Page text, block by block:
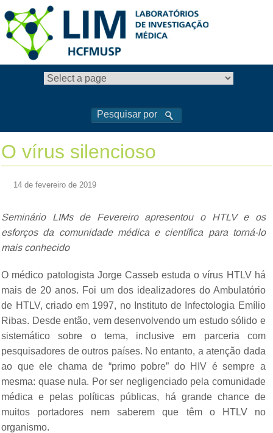
O vírus silencioso
14 de fevereiro de 2019
Seminário LIMs de Fevereiro apresentou o HTLV e os
esforços da comunidade médica e científica para torná-lo
mais conhecido
O médico patologista Jorge Casseb estuda o vírus HTLV há
mais de 20 anos. Foi um dos idealizadores do Ambulatório
de HTLV, criado em 1997, no Instituto de Infectologia Emílio
Ribas. Desde então, vem desenvolvendo um estudo sólido e
sistemático sobre o tema, inclusive em parceria com
pesquisadores de outros países. No entanto, a atenção dada
ao que ele chama de “primo pobre” do HIV é sempre a
mesma: quase nula. Por ser negligenciado pela comunidade
médica e pelas políticas públicas, há grande chance de
muitos portadores nem saberem que têm o HTLV no
organismo.